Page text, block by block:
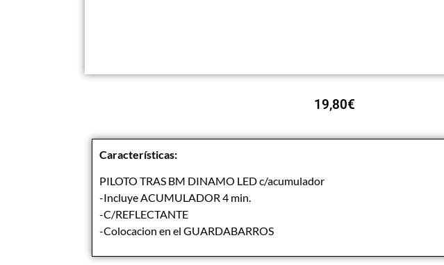
19,80€
Características:
PILOTO TRAS BM DINAMO LED c/acumulador
-Incluye ACUMULADOR 4 min.
-C/REFLECTANTE
-Colocacion en el GUARDABARROS